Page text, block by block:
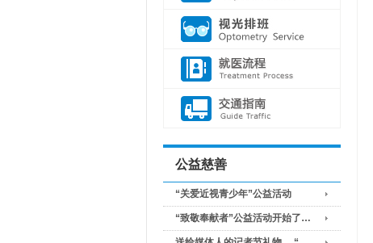
公益慈善
“关爱近视青少年”公益活动
“致敬奉献者”公益活动开始了…